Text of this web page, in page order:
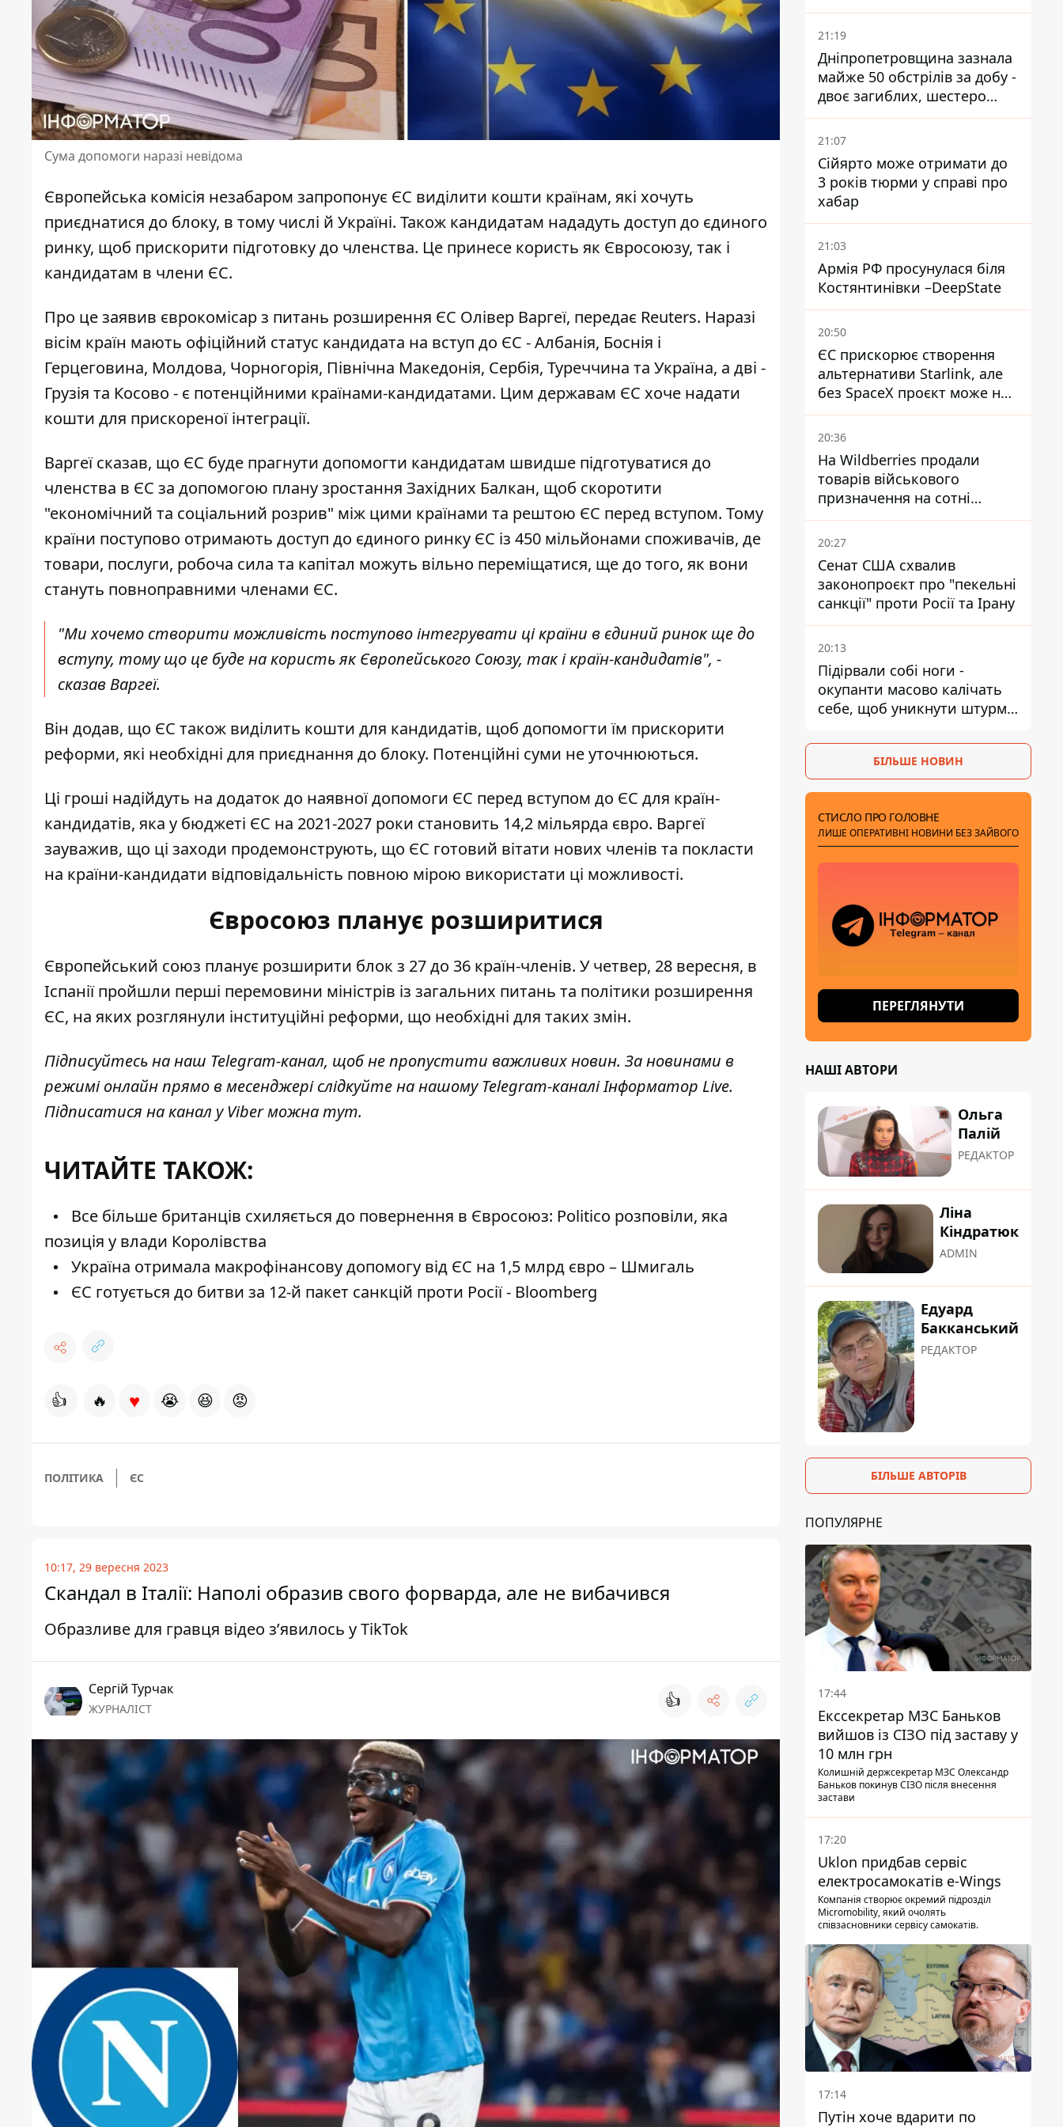
Сума допомоги наразі невідома
Європейська комісія незабаром запропонує ЄС виділити кошти країнам, які хочуть
приєднатися до блоку, в тому числі й Україні. Також кандидатам нададуть доступ до єдиного
ринку, щоб прискорити підготовку до членства. Це принесе користь як Євросоюзу, так і
кандидатам в члени ЄС.
Про це заявив єврокомісар з питань розширення ЄС Олівер Варгеї, передає Reuters. Наразі
вісім країн мають офіційний статус кандидата на вступ до ЄС - Албанія, Боснія і
Герцеговина, Молдова, Чорногорія, Північна Македонія, Сербія, Туреччина та Україна, а дві -
Грузія та Косово - є потенційними країнами-кандидатами. Цим державам ЄС хоче надати
кошти для прискореної інтеграції.
Варгеї сказав, що ЄС буде прагнути допомогти кандидатам швидше підготуватися до
членства в ЄС за допомогою плану зростання Західних Балкан, щоб скоротити
"економічний та соціальний розрив" між цими країнами та рештою ЄС перед вступом. Тому
країни поступово отримають доступ до єдиного ринку ЄС із 450 мільйонами споживачів, де
товари, послуги, робоча сила та капітал можуть вільно переміщатися, ще до того, як вони
стануть повноправними членами ЄС.
"Ми хочемо створити можливість поступово інтегрувати ці країни в єдиний ринок ще до
вступу, тому що це буде на користь як Європейського Союзу, так і країн-кандидатів", -
сказав Варгеї.
Він додав, що ЄС також виділить кошти для кандидатів, щоб допомогти їм прискорити
реформи, які необхідні для приєднання до блоку. Потенційні суми не уточнюються.
Ці гроші надійдуть на додаток до наявної допомоги ЄС перед вступом до ЄС для країн-
кандидатів, яка у бюджеті ЄС на 2021-2027 роки становить 14,2 мільярда євро. Варгеї
зауважив, що ці заходи продемонструють, що ЄС готовий вітати нових членів та покласти
на країни-кандидати відповідальність повною мірою використати ці можливості.
Євросоюз планує розширитися
Європейський союз планує розширити блок з 27 до 36 країн-членів. У четвер, 28 вересня, в
Іспанії пройшли перші перемовини міністрів із загальних питань та політики розширення
ЄС, на яких розглянули інституційні реформи, що необхідні для таких змін.
Підписуйтесь на наш Telegram-канал, щоб не пропустити важливих новин. За новинами в
режимі онлайн прямо в месенджері слідкуйте на нашому Telegram-каналіІнформатор Live.
Підписатися на канал у Viber можнатут.
ЧИТАЙТЕ ТАКОЖ:
Все більше британців схиляється до повернення в Євросоюз: Politico розповіли, яка
позиція у влади Королівства
Україна отримала макрофінансову допомогу від ЄС на 1,5 млрд євро – Шмигаль
ЄС готується до битви за 12-й пакет санкцій проти Росії - Bloomberg
👍 🔥 ♥ 😭 😆 😡
ПОЛІТИКА ЄС
10:17, 29 вересня 2023
Скандал в Італії: Наполі образив свого форварда, але не вибачився
Образливе для гравця відео з’явилось у TikTok
Сергій Турчак
ЖУРНАЛІСТ 👍
21:19
Дніпропетровщина зазнала
майже 50 обстрілів за добу -
двоє загиблих, шестеро
постраждалих
21:07
Сійярто може отримати до
3 років тюрми у справі про
хабар
21:03
Армія РФ просунулася біля
Костянтинівки –DeepState
20:50
ЄС прискорює створення
альтернативи Starlink, але
без SpaceX проєкт може не
обійтися
20:36
На Wildberries продали
товарів військового
призначення на сотні
мільйонів, але удари ЗСУ
змінили ситуацію
20:27
Сенат США схвалив
законопроєкт про "пекельні
санкції" проти Росії та Ірану
20:13
Підірвали собі ноги -
окупанти масово калічать
себе, щоб уникнути штурмів
БІЛЬШЕ НОВИН
СТИСЛО ПРО ГОЛОВНЕ
ЛИШЕ ОПЕРАТИВНІ НОВИНИ БЕЗ ЗАЙВОГО
ПЕРЕГЛЯНУТИ
НАШІ АВТОРИ
Ольга
Палій
РЕДАКТОР
Ліна
Кіндратюк
ADMIN
Едуард
Бакканський
РЕДАКТОР
БІЛЬШЕ АВТОРІВ
ПОПУЛЯРНЕ
17:44
Екссекретар МЗС Баньков
вийшов із СІЗО під заставу у
10 млн грн
Колишній держсекретар МЗС Олександр
Баньков покинув СІЗО після внесення
застави
17:20
Uklon придбав сервіс
електросамокатів e-Wings
Компанія створює окремий підрозділ
Micromobility, який очолять
співзасновники сервісу самокатів.
17:14
Путін хоче вдарити по